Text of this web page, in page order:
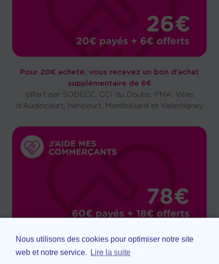
Nous utilisons des cookies pour optimiser notre site
web et notre service. Lire la suite
Pour 20€ acheté, vous recevez un bon d'achat
supplémentaire de 6€
offert par SODECC, CCI du Doubs, PMA, Villes
d'Audincourt, Héricourt, Montbéliard et Valentigney
Pour 60€ acheté, vous recevez un bon d'achat
supplémentaire de 18€